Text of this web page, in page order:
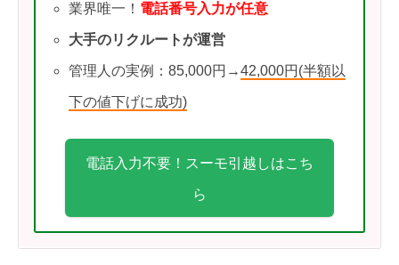
業界唯一！ 電話番号入力が任意
大手のリクルートが運営
管理人の実例：85,000円→42,000円(半額以
下の値下げに成功)
電話入力不要！スーモ引越しはこち
ら